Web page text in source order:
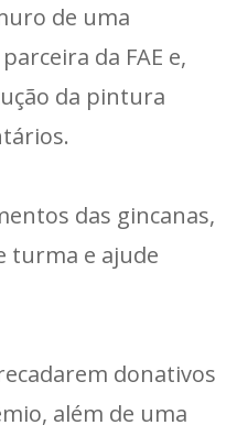
de uma
da FAE e,
da pintura
das gincanas,
turma e ajude
donativos
além de uma